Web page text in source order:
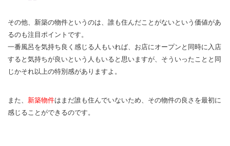
その他、新築の物件というのは、誰も住んだことがないという価値があ
るのも注目ポイントです。
一番風呂を気持ち良く感じる人もいれば、お店にオープンと同時に入店
すると気持ちが良いという人もいると思いますが、そういったことと同
じかそれ以上の特別感がありますよ。
また、 新築物件はまだ誰も住んでいないため、その物件の良さを最初に
感じることができるのです。